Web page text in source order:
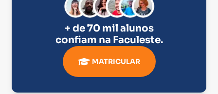
+ de 70 mil alunos
confiam na Faculeste.
MATRICULAR